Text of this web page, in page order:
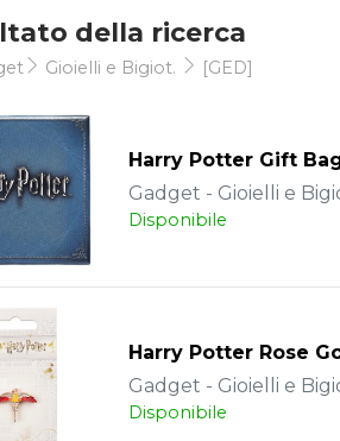
della ricerca
Gioielli e Bigiot. [GED]
Harry Potter Gift
Gadget - Gioielli e
Disponibile
Harry Potter Rose
Gadget - Gioielli e
Disponibile